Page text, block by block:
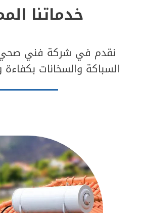
خدماتنا
نقدم في شركة فني
السباكة والسخانات بكفاءة